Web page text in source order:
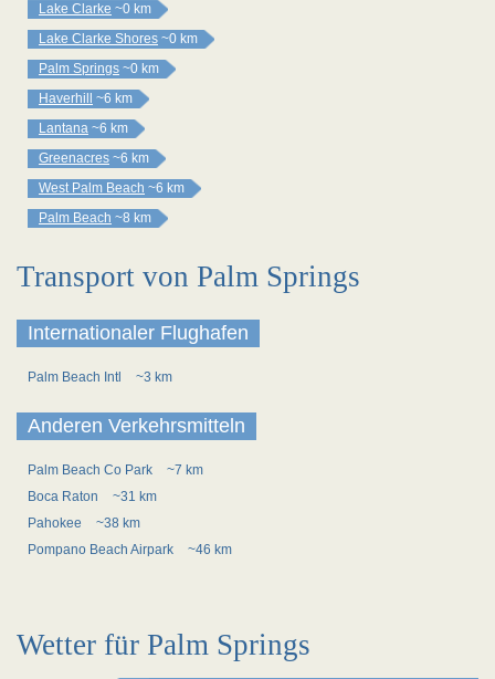
Lake Clarke ~0 km
Lake Clarke Shores ~0 km
Palm Springs ~0 km
Haverhill
~6 km
Lantana ~6 km
Greenacres ~6 km
West Palm Beach ~6 km
Palm Beach ~8 km
Transport von Palm Springs
Internationaler Flughafen
Palm Beach Intl ~3 km
Anderen Verkehrsmitteln
Palm Beach Co Park
~7 km
Boca Raton
~31 km
Pahokee
~38 km
Pompano Beach Airpark
~46 km
Wetter für Palm Springs